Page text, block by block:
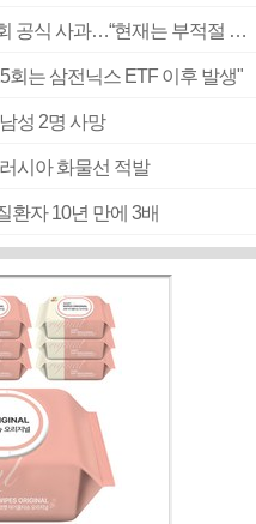
[속보] ‘심판 성접대’ 논란 축구협회 공식 사과…“현재는 부적절 행위 없어”
회는 삼전닉스 ETF 이후 발생"
성 2명 사망
시아 화물선 적발
자 10년 만에 3배